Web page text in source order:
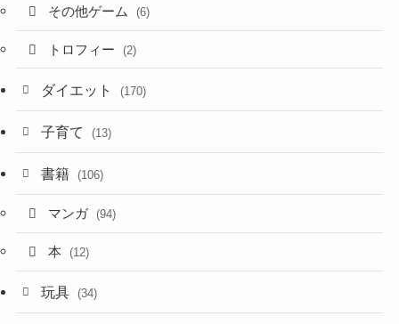
その他ゲーム (6)
トロフィー (2)
ダイエット (170)
子育て (13)
書籍 (106)
マンガ (94)
本 (12)
玩具 (34)